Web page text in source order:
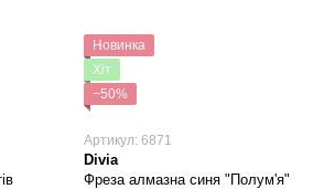
Новинка
Хіт
−50%
Артикул: 6871
Divia
Фреза алмазна синя "Полум'я"